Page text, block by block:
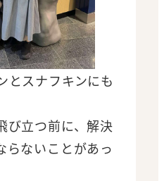
とスナフキンにも
び立つ前に、解決
らないことがあっ